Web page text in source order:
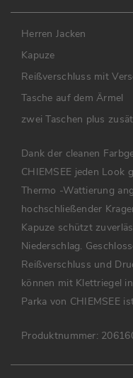
Herren Jacken
Kapuze
Reißverschluss mit
Tasche auf dem Ärmel
zwei Taschen plus
Dank der cleanen
CHIEMSEE jeden Look
Thermo -Wattierung
hochschließender
Kapuze schützt
Niederschlag.
Reißverschluss und
können mit Klettriegel
Parka von CHIEMSEE
Produktnummer: